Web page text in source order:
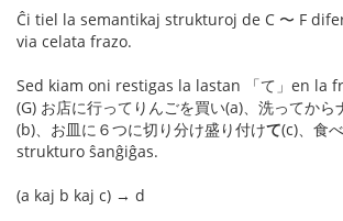
Ĉi tiel la semantikaj strukturoj de C 〜 F
via celata frazo.
Sed kiam oni restigas la lastan 「て」en la
(G) お店に行ってりんごを買い(a)、洗ってから
(b)、お皿に６つに切り分け盛り付けて(c)、食
strukturo ŝanĝiĝas.
(a kaj b kaj c) → d